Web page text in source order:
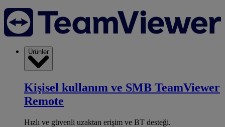
Ürünler
Kişisel kullanım ve SMB TeamViewer
Remote
Hızlı ve güvenli uzaktan erişim ve BT desteği.